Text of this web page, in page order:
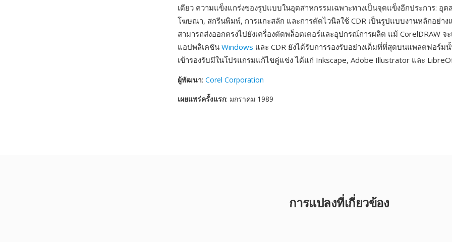
เดียว ความแข็งแกร่งของรูปแบบในอุตสาหกรรมเฉพาะทางเป็นจุดแข็งอีกประการ: อุต
โฆษณา, สกรีนพิมพ์, การแกะสลัก และการตัดไวนิลใช้ CDR เป็นรูปแบบงานหลักอย่าง
สามารถส่งออกตรงไปยังเครื่องตัดพล็อตเตอร์และอุปกรณ์การผลิต แม้ CorelDRAW จ
แอปพลิเคชัน Windows และ CDR ยังได้รับการรองรับอย่างเต็มที่ที่สุดบนแพลตฟอร์ม
เข้ารองรับมีในโปรแกรมแก้ไขคู่แข่ง ได้แก่ Inkscape, Adobe Illustrator และ
ผู้พัฒนา: Corel Corporation
เผยแพร่ครั้งแรก: มกราคม 1989
การแปลงที่เกี่ยวข้อง